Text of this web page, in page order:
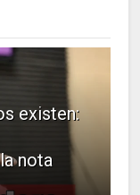
existen:
nota